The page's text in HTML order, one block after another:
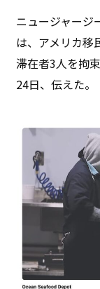
ニュージャージ
は、アメリカ移
滞在者3人を拘
24日、伝えた。